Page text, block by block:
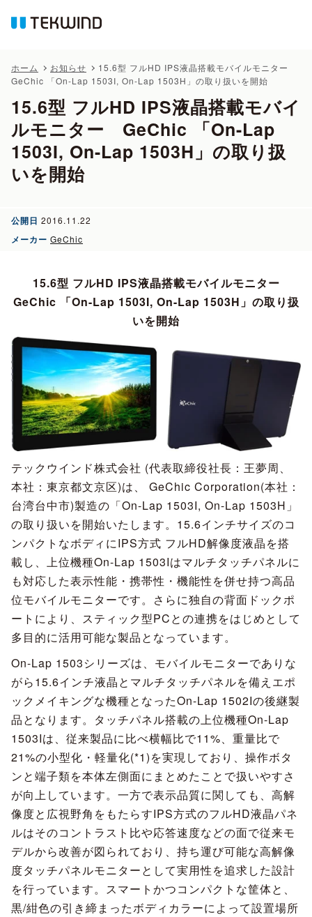
ホーム お知らせ
15.6型 フルHD IPS液晶搭載モバイルモニター
GeChic 「On-Lap 1503I, On-Lap 1503H」の取り扱いを開始
15.6型 フルHD IPS液晶搭載モバイ
ルモニター GeChic 「On-Lap
1503I, On-Lap 1503H」の取り扱
いを開始
公開日 2016.11.22
メーカー GeChic
15.6型 フルHD IPS液晶搭載モバイルモニター
GeChic 「On-Lap 1503I, On-Lap 1503H」の取り扱
いを開始
テックウインド株式会社 (代表取締役社長：王夢周、
本社：東京都文京区)は、 GeChic Corporation(本社：
台湾台中市)製造の「On-Lap 1503I, On-Lap 1503H」
の取り扱いを開始いたします。15.6インチサイズのコ
ンパクトなボディにIPS方式 フルHD解像度液晶を搭
載し、上位機種On-Lap 1503Iはマルチタッチパネルに
も対応した表示性能・携帯性・機能性を併せ持つ高品
位モバイルモニターです。さらに独自の背面ドックポ
ートにより、スティック型PCとの連携をはじめとして
多目的に活用可能な製品となっています。
On-Lap 1503シリーズは、モバイルモニターでありな
がら15.6インチ液晶とマルチタッチパネルを備えエポ
ックメイキングな機種となったOn-Lap 1502Iの後継製
品となります。タッチパネル搭載の上位機種On-Lap
1503Iは、従来製品に比べ横幅比で11%、重量比で
21%の小型化・軽量化(*1)を実現しており、操作ボタ
ンと端子類を本体左側面にまとめたことで扱いやすさ
が向上しています。一方で表示品質に関しても、高解
像度と広視野角をもたらすIPS方式のフルHD液晶パネ
ルはそのコントラスト比や応答速度などの面で従来モ
デルから改善が図られており、持ち運び可能な高解像
度タッチパネルモニターとして実用性を追求した設計
を行っています。スマートかつコンパクトな筐体と、
黒/紺色の引き締まったボディカラーによって設置場所